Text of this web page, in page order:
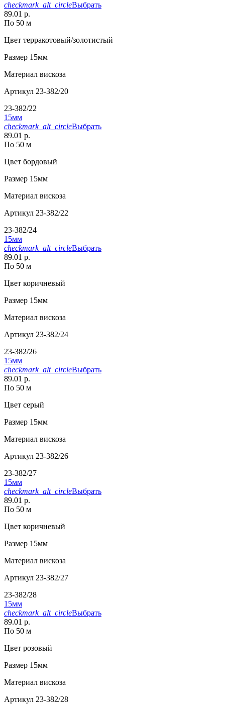
checkmark_alt_circleВыбрать
89.01 р.
По 50 м
Цвет терракотовый/золотистый
Размер 15мм
Материал вискоза
Артикул 23-382/20
23-382/22
15мм
checkmark_alt_circleВыбрать
89.01 р.
По 50 м
Цвет бордовый
Размер 15мм
Материал вискоза
Артикул 23-382/22
23-382/24
15мм
checkmark_alt_circleВыбрать
89.01 р.
По 50 м
Цвет коричневый
Размер 15мм
Материал вискоза
Артикул 23-382/24
23-382/26
15мм
checkmark_alt_circleВыбрать
89.01 р.
По 50 м
Цвет серый
Размер 15мм
Материал вискоза
Артикул 23-382/26
23-382/27
15мм
checkmark_alt_circleВыбрать
89.01 р.
По 50 м
Цвет коричневый
Размер 15мм
Материал вискоза
Артикул 23-382/27
23-382/28
15мм
checkmark_alt_circleВыбрать
89.01 р.
По 50 м
Цвет розовый
Размер 15мм
Материал вискоза
Артикул 23-382/28